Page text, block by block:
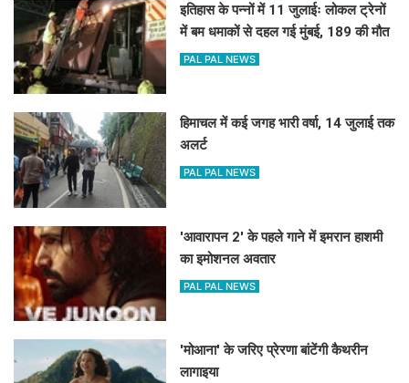
इतिहास के पन्नों में 11 जुलाईः लोकल ट्रेनों
में बम धमाकों से दहल गई मुंबई, 189 की मौत
PAL PAL NEWS
हिमाचल में कई जगह भारी वर्षा, 14 जुलाई तक
अलर्ट
PAL PAL NEWS
'आवारापन 2' के पहले गाने में इमरान हाशमी
का इमोशनल अवतार
PAL PAL NEWS
'मोआना' के जरिए प्रेरणा बांटेंगी कैथरीन
लागाइया